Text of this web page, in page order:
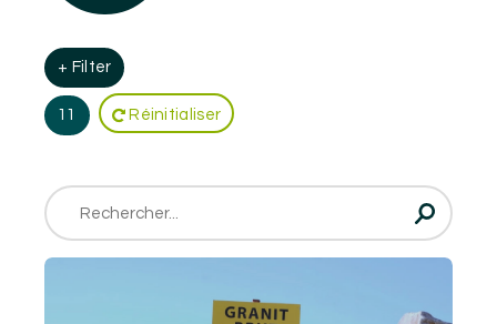
+ Filter
11 Réinitialiser